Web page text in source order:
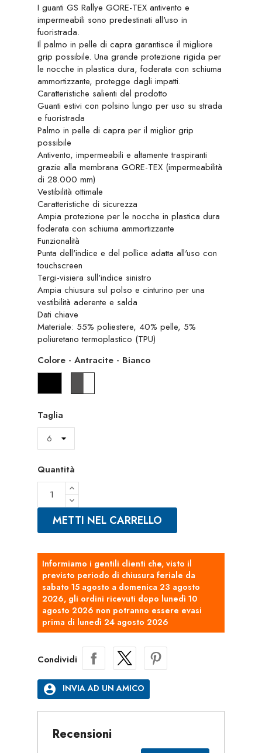
I guanti GS Rallye GORE-TEX antivento e
impermeabili sono predestinati all'uso in
fuoristrada.
Il palmo in pelle di capra garantisce il migliore
grip possibile. Una grande protezione rigida per
le nocche in plastica dura, foderata con schiuma
ammortizzante, protegge dagli impatti.
Caratteristiche salienti del prodotto
Guanti estivi con polsino lungo per uso su strada
e fuoristrada
Palmo in pelle di capra per il miglior grip
possibile
Antivento, impermeabili e altamente traspiranti
grazie alla membrana GORE-TEX (impermeabilità
di 28.000 mm)
Vestibilità ottimale
Caratteristiche di sicurezza
Ampia protezione per le nocche in plastica dura
foderata con schiuma ammortizzante
Funzionalità
Punta dell'indice e del pollice adatta all'uso con
touchscreen
Tergi-visiera sull'indice sinistro
Ampia chiusura sul polso e cinturino per una
vestibilità aderente e salda
Dati chiave
Materiale: 55% poliestere, 40% pelle, 5%
poliuretano termoplastico (TPU)
Colore - Antracite - Bianco
Taglia
Quantità
METTI NEL CARRELLO
Informiamo i gentili clienti che, visto il
previsto periodo di chiusura feriale da
sabato 15 agosto a domenica 23 agosto
2026, gli ordini ricevuti dopo lunedì 10
agosto 2026 non potranno essere evasi
prima di lunedì 24 agosto 2026
Condividi
account_circle INVIA AD UN AMICO
Recensioni